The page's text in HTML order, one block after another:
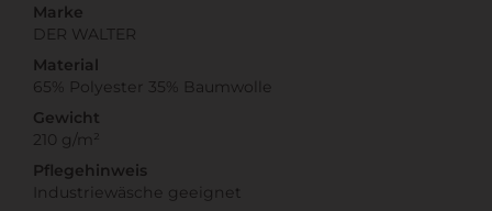
Marke
DER WALTER
Material
65% Polyester 35% Baumwolle
Gewicht
210 g/m²
Pflegehinweis
Industriewäsche geeignet